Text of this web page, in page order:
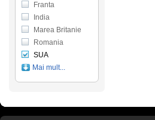
Franta
India
Marea Britanie
Romania
SUA
Mai mult...